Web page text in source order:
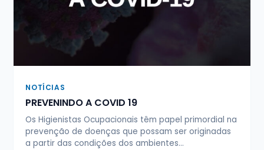
NOTÍCIAS
PREVENINDO A COVID 19
Os Higienistas Ocupacionais têm papel primordial na
prevenção de doenças que possam ser originadas
a partir das condições dos ambientes…